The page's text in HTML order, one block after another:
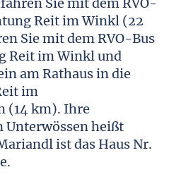
Sie mit dem RVO-
Reit im Winkl (22
Sie mit dem RVO-Bus
Reit im Winkl und
am Rathaus in die
im
(14 km). Ihre
Unterwössen heißt
ist das Haus Nr.